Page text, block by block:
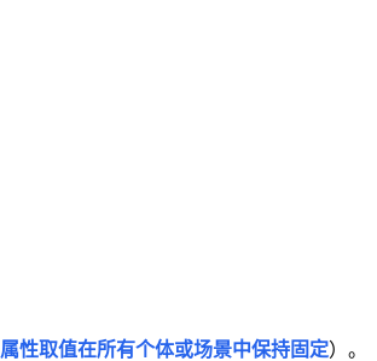
属性取值在所有个体或场景中保持固定）。